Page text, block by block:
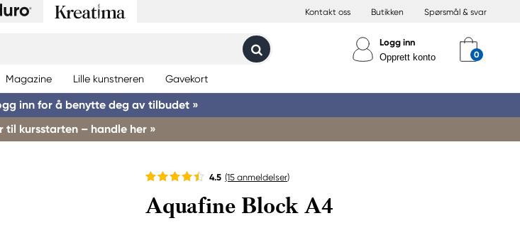
Kontakt oss Butikken Spørsmål & svar
Logg inn
Opprett konto
Magazine Lille kunstneren Gavekort
inn for å benytte deg av tilbudet »
til kursstarten – handle her »
4.5 (15 anmeldelser)
Aquafine Block A4